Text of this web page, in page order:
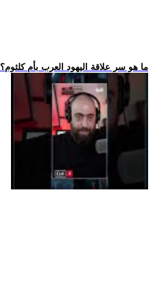
.. ما هو سر علاقة اليهود العرب بأم كلثوم؟